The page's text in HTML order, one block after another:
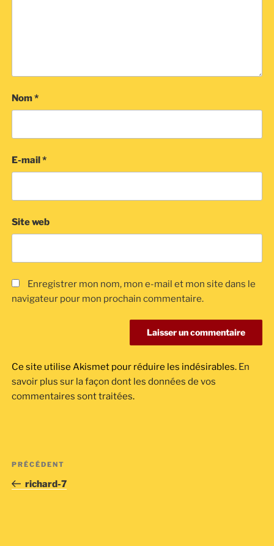
Nom*
E-mail*
Site web
Enregistrer mon nom, mon e-mail et mon site dans le
navigateur pour mon prochain commentaire.
Ce site utilise Akismet pour réduire les indésirables. En
savoir plus sur la façon dont les données de vos
commentaires sont traitées.
Navigation
l’article
Article
précédent
PRÉCÉDENT
richard-7